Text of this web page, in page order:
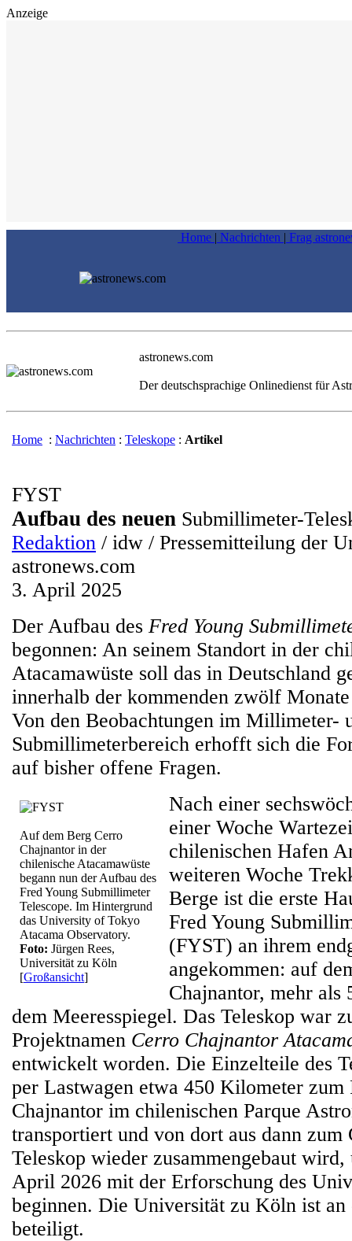
Anzeige
Home | Nachrichten | Frag
astronews.com
Der deutschsprachige Onlinedienst für
Home : Nachrichten : Teleskope : Artikel
FYST
Aufbau des neuen Submillimeter-
Redaktion / idw / Pressemitteilung der
astronews.com
3. April 2025
Der Aufbau des Fred Young
begonnen: An seinem Standort in der
Atacamawüste soll das in Deutschland
innerhalb der kommenden zwölf
Von den Beobachtungen im Millimeter-
Submillimeterbereich erhofft sich die
auf bisher offene Fragen.
Auf dem Berg Cerro
Chajnantor in der
chilenische Atacamawüste
begann nun der Aufbau des
Fred Young Submillimeter
Telescope. Im Hintergrund
das University of Tokyo
Atacama Observatory.
Foto: Jürgen Rees,
Universität zu Köln
[Großansicht]
Nach einer
einer Woche
chilenischen Hafen
weiteren Woche
Berge ist die erste
Fred Young
(FYST) an ihrem
angekommen: auf
Chajnantor, mehr als
dem Meeresspiegel. Das Teleskop war
Projektnamen Cerro Chajnantor
entwickelt worden. Die Einzelteile des
per Lastwagen etwa 450 Kilometer zum
Chajnantor im chilenischen Parque
transportiert und von dort aus dann
Teleskop wieder zusammengebaut
April 2026 mit der Erforschung des
beginnen. Die Universität zu Köln ist
beteiligt.